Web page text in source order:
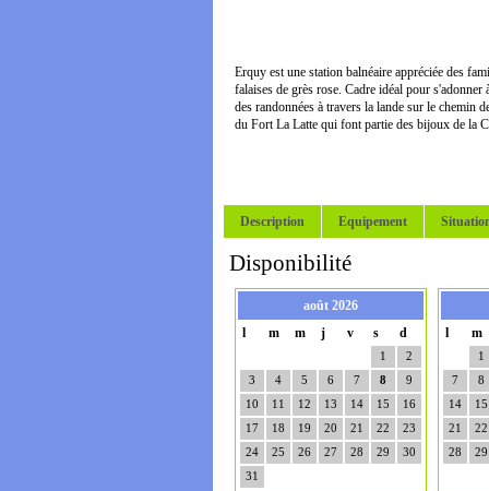
Erquy est une station balnéaire appréciée des
falaises de grès rose. Cadre idéal pour
des randonnées à travers la lande sur le chemin
du Fort La Latte qui font partie des bijoux de la
Description Equipement
Disponibilité
août 2026
l
m m j v s d
1
2
3
4 5 6 7 8
9
10
11 12 13 14 15
16
17
18 19 20 21 22
23
24
25 26 27 28 29
30
31
l m
1
7
8
14
15
21
22
28
29